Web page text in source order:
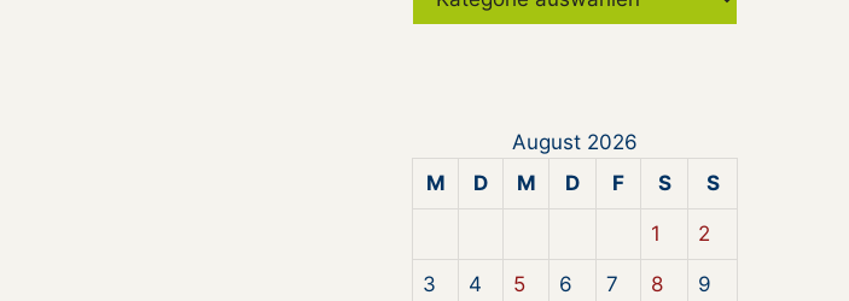
August 2026
M
D M D F S S
1 2
3 4 5 6 7 8 9